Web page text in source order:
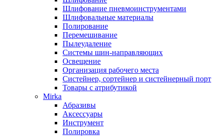
Шлифование пневмоинструментами
Шлифовальные материалы
Полирование
Перемешивание
Пылеудаление
Системы шин-направляющих
Освещение
Организация рабочего места
Систейнер, сортейнер и систейнерный порт
Товары с атрибутикой
Mirka
Абразивы
Аксессуары
Инструмент
Полировка